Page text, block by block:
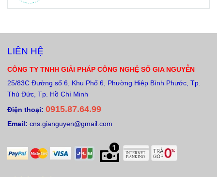
LIÊN HỆ
CÔNG TY TNHH GIẢI PHÁP CÔNG NGHỆ SỐ GIA NGUYỄN
25/83C Đường số 6, Khu Phố 6, Phường Hiệp Bình Phước, Tp.
Thủ Đức, Tp. Hồ Chí Minh
Điện thoại: 0915.87.64.99
Email: cns.gianguyen@gmail.com